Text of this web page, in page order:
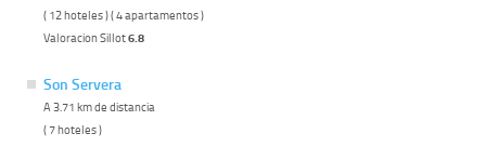
( 12 hoteles ) ( 4 apartamentos )
Valoracion Sillot6.8
Son Servera
A 3.71 km de distancia
( 7 hoteles )